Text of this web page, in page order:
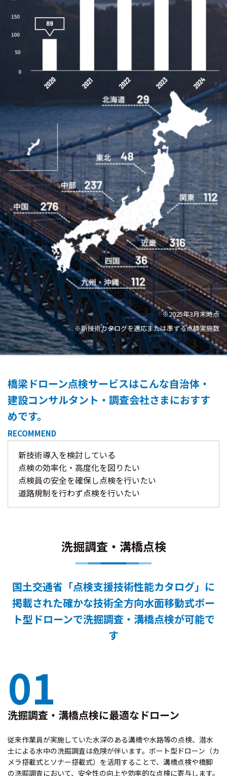
※2025年3月末時点
※新技術カタログを適応または準ずる点検実施数
橋梁ドローン点検サービスはこんな自治体・
建設コンサルタント・ 調査会社さまにおすす
めです。
RECOMMEND
新技術導入を検討している
点検の効率化・高度化を図りたい
点検員の安全を確保し点検を行いたい
道路規制を行わず点検を行いたい
洗掘調査・溝橋点検
国土交通省「点検支援技術性能カタログ」に
掲載された確かな技術全方向水面移動式ボー
ト型ドローンで洗掘調査・溝橋点検が可能で
す
01
洗掘調査・溝橋点検に最適なドローン
従来作業員が実施していた水深のある溝橋や水路等の点検、潜水
士による水中の洗掘調査は危険が伴います。ボート型ドローン（カ
メラ搭載式とソナー搭載式）を活用することで、溝橋点検や橋脚
の洗掘調査において、安全性の向上や効率的な点検に寄与します。